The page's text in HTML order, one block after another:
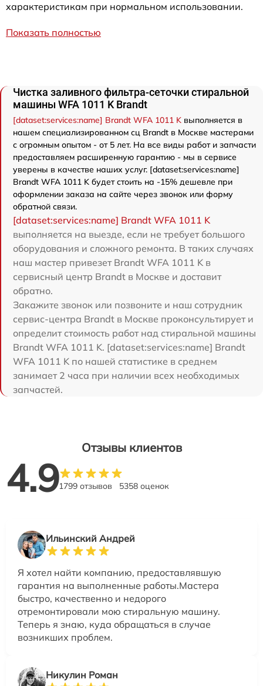
характеристикам при нормальном использовании.
Показать полностью
Чистка заливного фильтра-сеточки стиральной
машины WFA 1011 K Brandt
[dataset:services:name] Brandt WFA 1011 K выполняется в
нашем специализированном сц Brandt в Москве мастерами
с огромным опытом - от 5 лет. На все виды работ и запчасти
предоставляем расширенную гарантию - мы в сервисе
уверены в качестве наших услуг. [dataset:services:name]
Brandt WFA 1011 K будет стоить на -15% дешевле при
оформлении заказа на сайте через звонок или форму
обратной связи.
[dataset:services:name] Brandt WFA 1011 K
выполняется на выезде, если не требует большого
оборудования и сложного ремонта. В таких случаях
наш мастер привезет Brandt WFA 1011 K в
сервисный центр Brandt в Москве и доставит
обратно.
Закажите звонок или позвоните и наш сотрудник
сервис-центра Brandt в Москве проконсультирует и
определит стоимость работ над стиральной машины
Brandt WFA 1011 K. [dataset:services:name] Brandt
WFA 1011 K по нашей статистике в среднем
занимает 2 часа при наличии всех необходимых
запчастей.
Отзывы клиентов
4.91799 отзывов 5358 оценок
Ильинский Андрей
Я хотел найти компанию, предоставлявшую
гарантия на выполненные работы.Мастера
быстро, качественно и недорого
отремонтировали мою стиральную машину.
Теперь я знаю, куда обращаться в случае
возникших проблем.
Никулин Роман